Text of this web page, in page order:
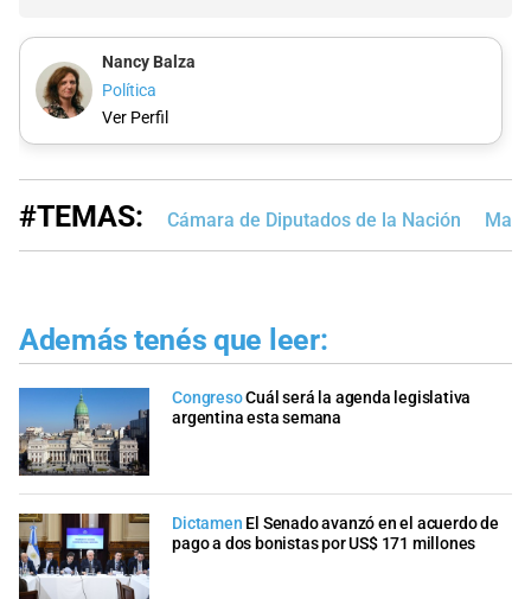
Nancy Balza
Política
Ver Perfil
#TEMAS: Cámara de Diputados de la Nación
Además tenés que leer:
CongresoCuál será la agenda legislativa
argentina esta semana
Dictamen El Senado avanzó en el acuerdo de
pago a dos bonistas por US$ 171 millones